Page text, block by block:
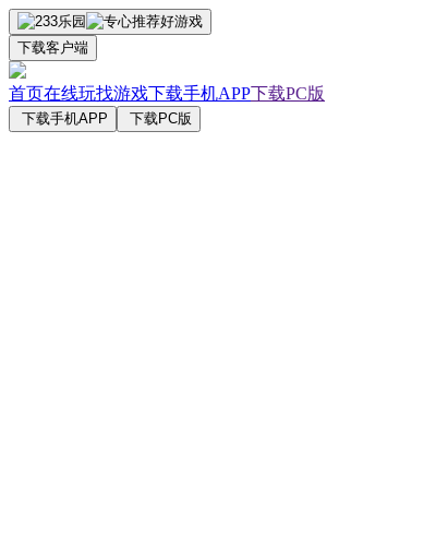
下载客户端
首页在线玩找游戏下载手机APP下载PC版
下载手机APP 下载PC版